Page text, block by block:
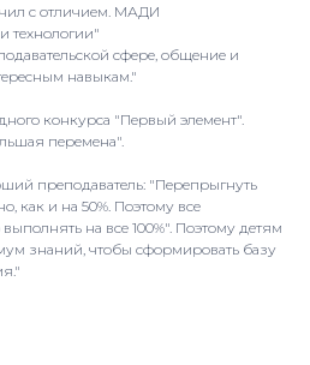
с отличием. МАДИ
технологии"
сфере, общение и
навыкам."
конкурса "Первый элемент".
перемена".
преподаватель: "Перепрыгнуть
как и на 50%. Поэтому все
на все 100%". Поэтому детям
знаний, чтобы сформировать базу